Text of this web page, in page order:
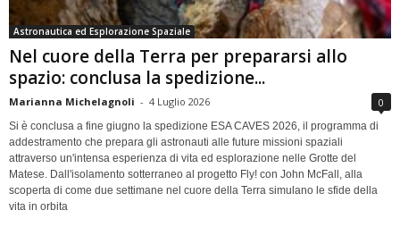
Astronautica ed Esplorazione Spaziale
Nel cuore della Terra per prepararsi allo
spazio: conclusa la spedizione...
Marianna Michelagnoli - 4 Luglio 2026 0
Si è conclusa a fine giugno la spedizione ESA CAVES 2026, il programma di
addestramento che prepara gli astronauti alle future missioni spaziali
attraverso un'intensa esperienza di vita ed esplorazione nelle Grotte del
Matese. Dall'isolamento sotterraneo al progetto Fly! con John McFall, alla
scoperta di come due settimane nel cuore della Terra simulano le sfide della
vita in orbita